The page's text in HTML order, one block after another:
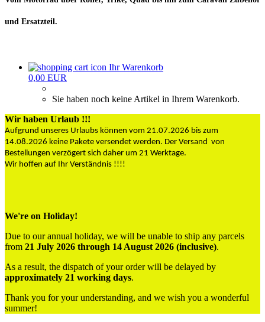
und Ersatzteil.
Ihr Warenkorb
0,00 EUR
Sie haben noch keine Artikel in Ihrem Warenkorb.
Wir haben Urlaub !!!
Aufgrund unseres Urlaubs können vom 21.07.2026 bis zum
14.08.2026 keine Pakete versendet werden. Der Versand von
Bestellungen verzögert sich daher um 21 Werktage.
Wir hoffen auf Ihr Verständnis !!!!
We're on Holiday!
Due to our annual holiday, we will be unable to ship any parcels
from 21 July 2026 through 14 August 2026 (inclusive).
As a result, the dispatch of your order will be delayed by
approximately 21 working days.
Thank you for your understanding, and we wish you a wonderful
summer!